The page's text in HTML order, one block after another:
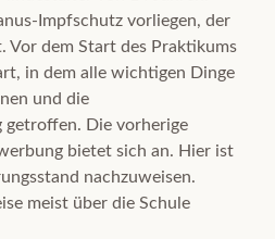
Impfschutz vorliegen, der
Vor dem Start des Praktikums
in dem alle wichtigen Dinge
und die
getroffen. Die vorherige
bietet sich an. Hier ist
nachzuweisen.
meist über die Schule